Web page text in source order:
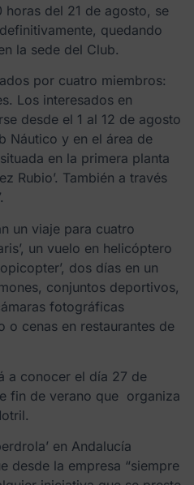
horas del 21 de agosto, se
quedando
la sede del Club.
por cuatro miembros:
Los interesados en
desde el 1 al 12 de agosto
Náutico y en el área de
en la primera planta
Rubio’. También a través
un viaje para cuatro
un vuelo en helicóptero
dos días en un
conjuntos deportivos,
fotográficas
o cenas en restaurantes de
a conocer el día 27 de
fin de verano que organiza
en Andalucía
desde la empresa “siempre